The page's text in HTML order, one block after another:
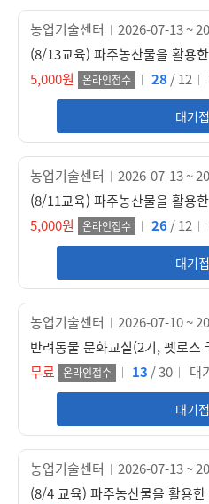
농업기술센터
(8/13교육) 파주농산물을 활용
5,000원
온라인접수 28 / 12
2026-07-13 ~
대기
농업기술센터
(8/11교육) 파주농산물을 활용
5,000원
온라인접수 26/ 12
2026-07-13 ~
대기
농업기술센터
반려동물 문화교실(2기, 펫로스
무료 온라인접수 13 / 30
2026-07-10 ~
대
대기
농업기술센터
(8/4 교육) 파주농산물을 활용한
2026-07-13 ~